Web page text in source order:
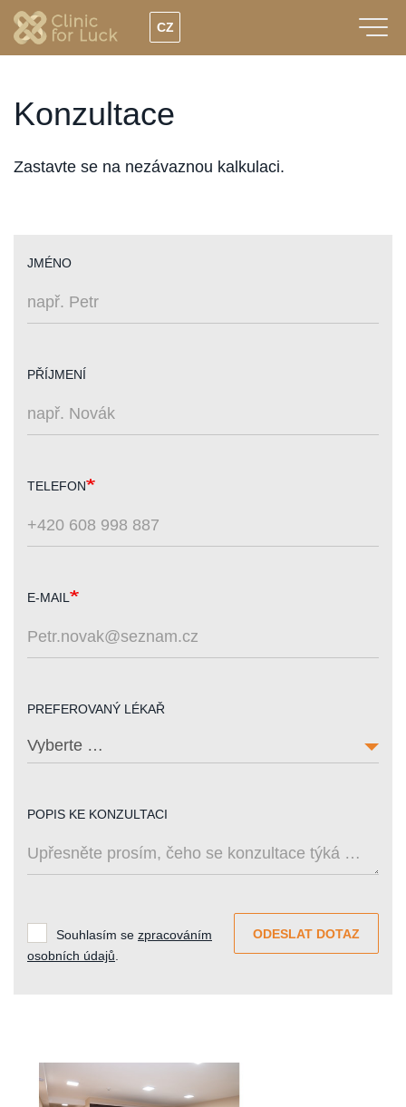
Přejít
hlavnímu
CZ
Konzultace
Zastavte se na nezávaznou kalkulaci.
JMÉNO
PŘÍJMENÍ
TELEFON
E-MAIL
PREFEROVANÝ LÉKAŘ
POPIS KE KONZULTACI
Souhlasím se zpracováním
osobních údajů.
ODESLAT DOTAZ